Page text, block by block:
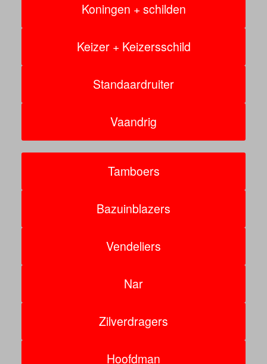
Koningen + schilden
Keizer + Keizersschild
Standaardruiter
Vaandrig
Tamboers
Bazuinblazers
Vendeliers
Nar
Zilverdragers
Hoofdman